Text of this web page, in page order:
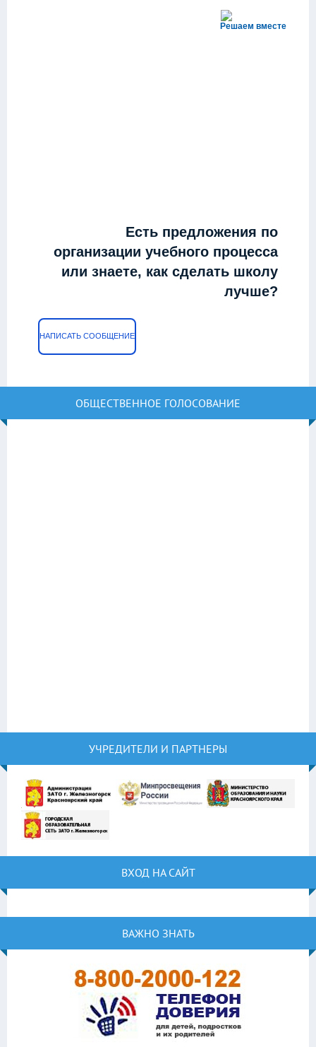
Решаем вместе
Есть предложения по
организации учебного процесса
или знаете, как сделать школу
лучше?
НАПИСАТЬ СООБЩЕНИЕ
ОБЩЕСТВЕННОЕ ГОЛОСОВАНИЕ
УЧРЕДИТЕЛИ И ПАРТНЕРЫ
ВХОД НА САЙТ
ВАЖНО ЗНАТЬ